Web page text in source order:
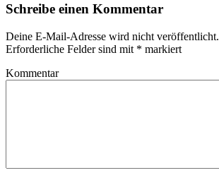
Schreibe einen Kommentar
Deine E-Mail-Adresse wird nicht veröffentlicht.
Erforderliche Felder sind mit * markiert
Kommentar